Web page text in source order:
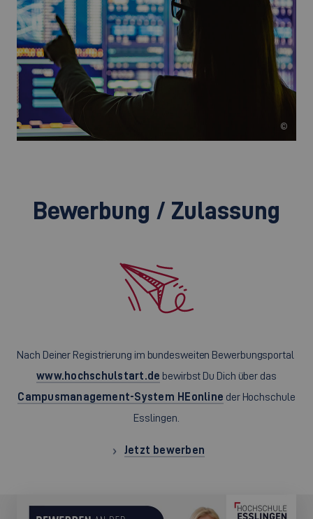
©
Bewerbung / Zulassung
Nach Deiner Registrierung im bundesweiten Bewerbungsportal
www.hochschulstart.de bewirbst Du Dich über das
Campusmanagement-System HEonline der Hochschule
Esslingen.
Jetzt bewerben